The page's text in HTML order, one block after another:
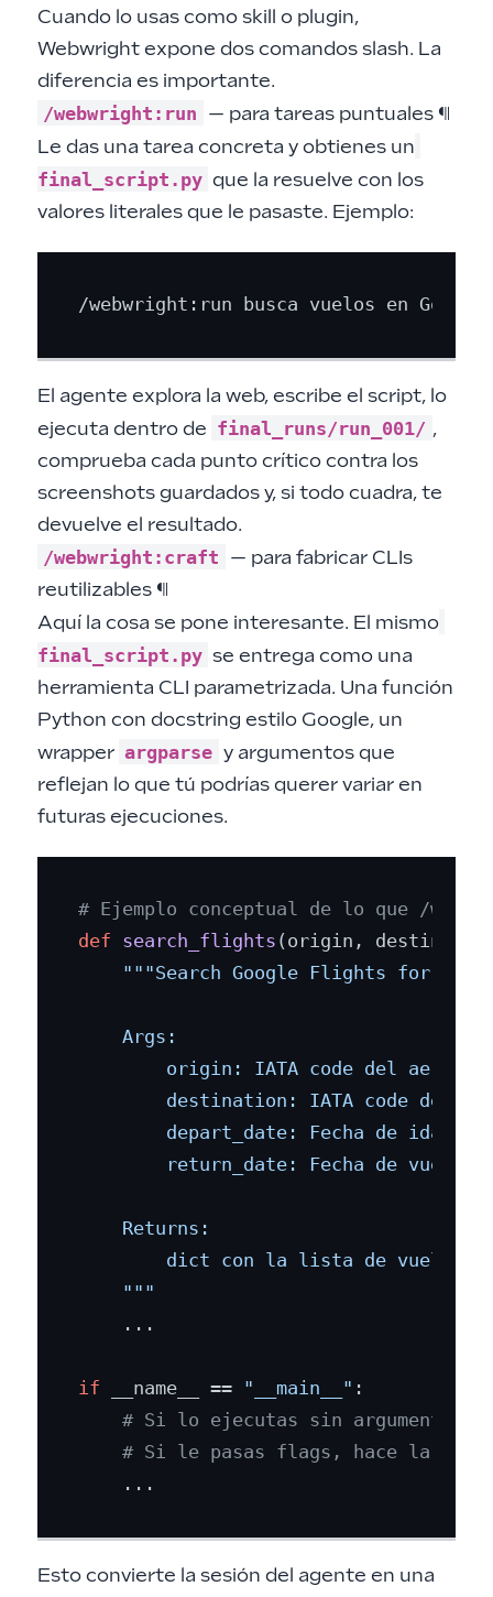
Cuando lo usas como skill o plugin,
Webwright expone dos comandos slash. La
diferencia es importante.
/webwright:run — para tareas puntuales ¶
Le das una tarea concreta y obtienes un
final_script.py que la resuelve con los
valores literales que le pasaste. Ejemplo:
El agente explora la web, escribe el script, lo
ejecuta dentro de final_runs/run_001/ ,
comprueba cada punto crítico contra los
screenshots guardados y, si todo cuadra, te
devuelve el resultado.
/webwright:craft — para fabricar CLIs
reutilizables ¶
Aquí la cosa se pone interesante. El mismo
final_script.py se entrega como una
herramienta CLI parametrizada. Una función
Python con docstring estilo Google, un
wrapper argparse y argumentos que
reflejan lo que tú podrías querer variar en
futuras ejecuciones.
# Ejemplo conceptual de lo que /
def search_flights ( origin,
"""Search Google Flights for
    Args:
origin: IATA code del
destination: IATA code del
depart_date: Fecha de ida en
return_date: Fecha de vuelta
    Returns:
dict con la lista de vuelos
    """
    ...
if __name__ == "__main__" :
# Si lo ejecutas sin
# Si le pasas flags, hace la
Esto convierte la sesión del agente en una